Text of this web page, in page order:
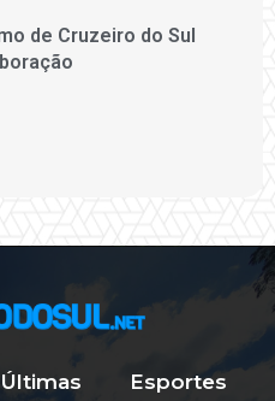
de Cruzeiro do Sul
Últimas Esportes